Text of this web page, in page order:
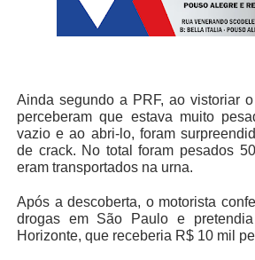
Ainda segundo a PRF, ao vistoriar
perceberam que estava muito
vazio e ao abri-lo, foram
de crack. No total foram pesados
eram transportados na urna.
Após a descoberta, o motorista
drogas em São Paulo e
Horizonte, que receberia R$ 10 mil